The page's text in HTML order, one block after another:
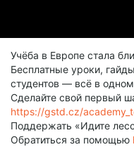
Учёба в Европе стала
Бесплатные уроки,
студентов — всё в
Cделайте свой первый
https://gstd.cz/
Поддержать «Идите
Обратиться за помощью